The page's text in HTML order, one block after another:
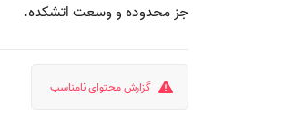
جز محدوده و وسعت اتشکده.
گزارش محتوای نامناسب